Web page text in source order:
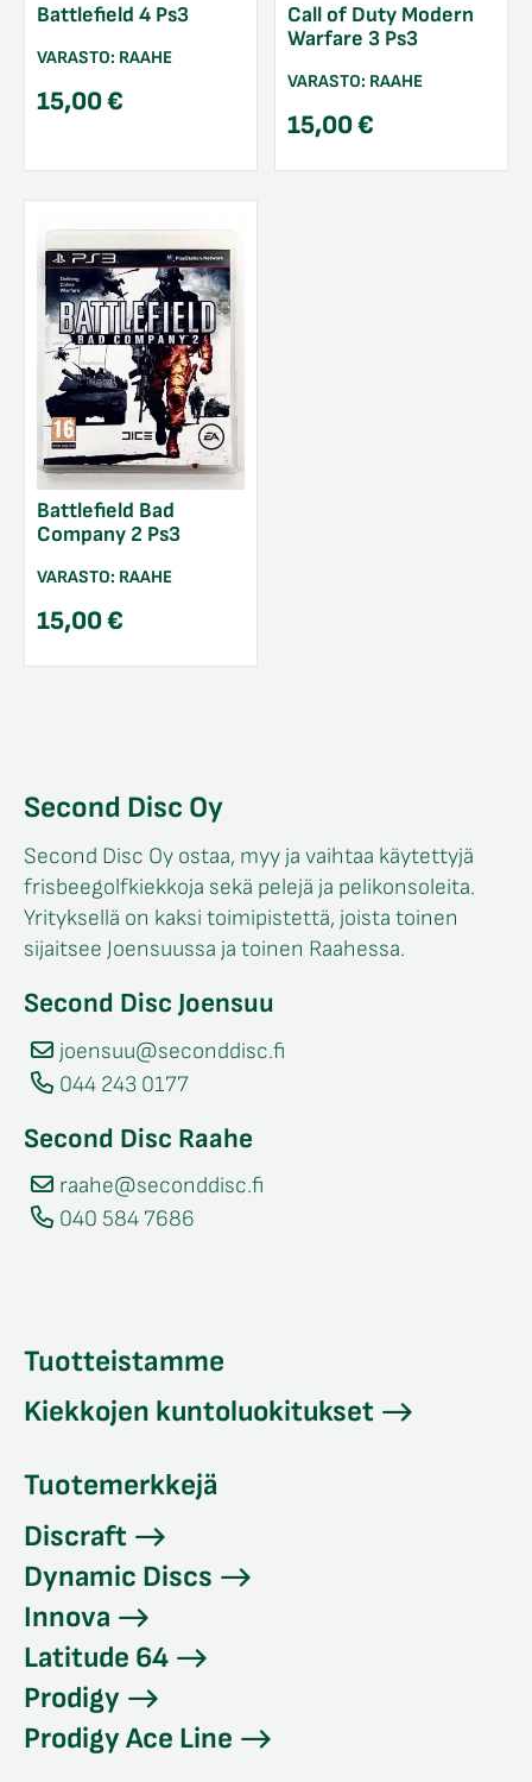
Battlefield 4 Ps3
VARASTO: RAAHE
15,00€
Call of Duty Modern
Warfare 3 Ps3
VARASTO: RAAHE
15,00€
Battlefield Bad
Company 2 Ps3
VARASTO: RAAHE
15,00€
Second Disc Oy
Second Disc Oy ostaa, myy ja vaihtaa käytettyjä
frisbeegolfkiekkoja sekä pelejä ja pelikonsoleita.
Yrityksellä on kaksi toimipistettä, joista toinen
sijaitsee Joensuussa ja toinen Raahessa.
Second Disc Joensuu
joensuu@seconddisc.fi
044 243 0177
Second Disc Raahe
raahe@seconddisc.fi
040 584 7686
Tuotteistamme
Kiekkojen kuntoluokitukset
Tuotemerkkejä
Discraft
Dynamic Discs
Innova
Latitude 64
Prodigy
Prodigy Ace Line